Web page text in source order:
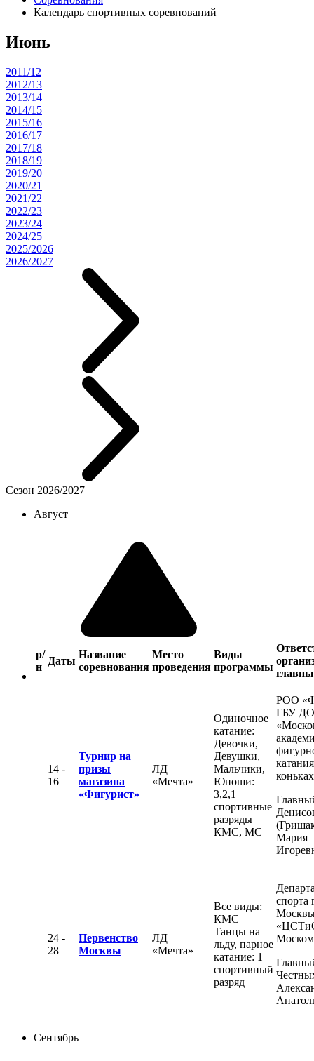
Календарь спортивных соревнований
Июнь
2011/12
2012/13
2013/14
2014/15
2015/16
2016/17
2017/18
2018/19
2019/20
2020/21
2021/22
2022/23
2023/24
2024/25
2025/2026
2026/2027
Сезон 2026/2027
Август
р/
н
Даты
Название
соревнования
Место
проведения
Виды
программы
14 -
16
Турнир на
призы
магазина
«Фигурист»
ЛД
«Мечта»
Одиночное
катание:
Девочки,
Девушки,
Мальчики,
Юноши:
3,2,1
спортивные
разряды
КМС, МС
РОО
ГБУ ДО
Мария
24 -
28
Первенство
Москвы
ЛД
«Мечта»
Все виды:
КМС
Танцы на
льду, парное
катание: 1
спортивный
разряд
спорта
Сентябрь